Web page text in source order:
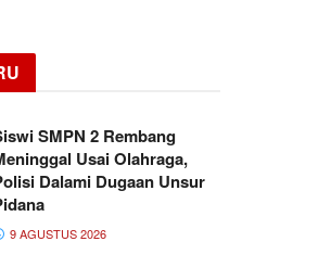
SMPN 2 Rembang
Usai Olahraga,
Dalami Dugaan Unsur
9 AGUSTUS 2026